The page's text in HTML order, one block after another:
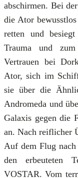
abschirmen. Bei
die Ator
retten und
Trauma und
Vertrauen bei
Ator, sich im
sie über die
Andromeda und
Galaxis gegen die
an. Nach reiflicher
Auf dem Flug
den erbeuteten
VOSTAR. Vom